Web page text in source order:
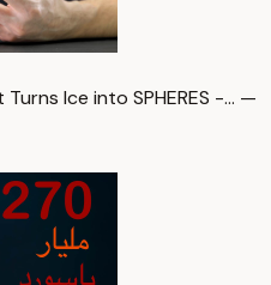
Ice into SPHERES -… —